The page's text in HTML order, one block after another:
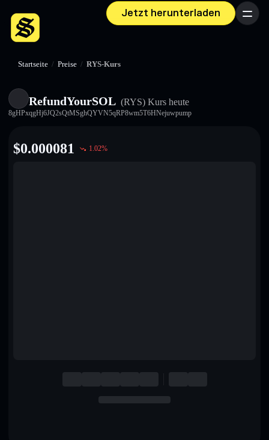
Jetzt herunterladen Menü
Startseite / Preise / RYS-Kurs
RefundYourSOL (RYS) Kurs heute
8gHPxqgHj6JQ2sQtMSghQYVN5qRP8wm5T6HNejuwpump
$0.000081 1.02%